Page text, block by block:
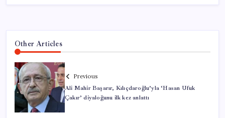
Other Articles
Previous
Ali Mahir Başarır, Kılıçdaroğlu’yla ‘Hasan Ufuk
Çakır’ diyaloğunu ilk kez anlattı